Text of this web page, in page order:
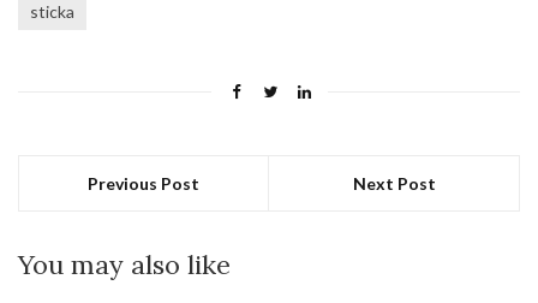
sticka
Previous Post Next Post
You may also like